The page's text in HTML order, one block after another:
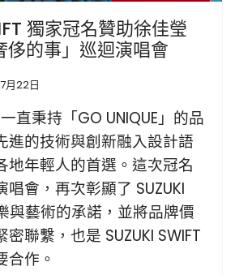
獨家冠名贊助徐佳瑩
侈的事」巡迴演唱會
月22日
一直秉持「GO UNIQUE」的品
進的技術與創新融入設計語
地年輕人的首選。這次冠名
會，再次彰顯了 SUZUKI
與藝術的承諾，並將品牌價
聯繫，也是 SUZUKI SWIFT
合作。